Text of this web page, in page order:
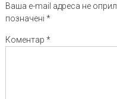
Ваша e-mail адреса не
позначені *
Коментар *